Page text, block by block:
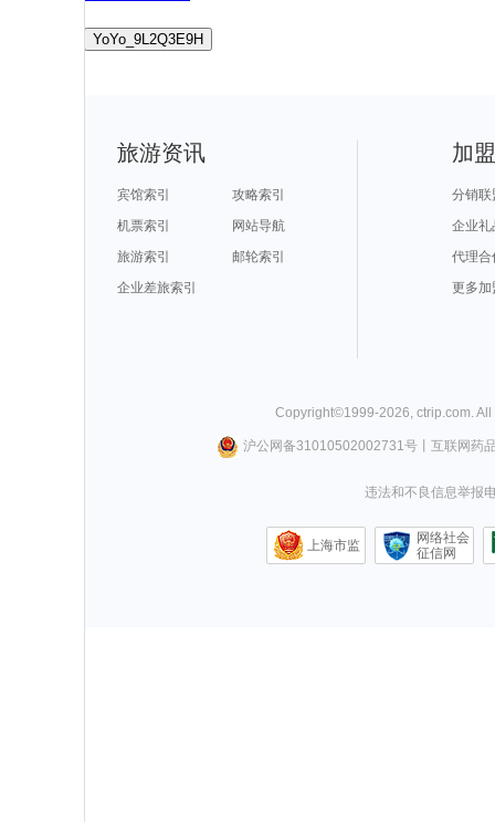
YoYo_9L2Q3E9H
旅游资讯
宾馆索引
攻略索引
机票索引
网站导航
旅游索引
邮轮索引
企业差旅索引
加
分销联
企业礼
代理合
更多加
Copyright©1999-2026 ctrip.com .
沪公网备31010502002731号丨 互联网药
违法和不良信息举报
上海市监
网络社会
征信网